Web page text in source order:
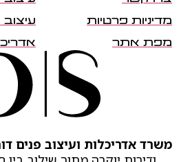
משרד אדריכלות ועיצוב פנים
מדיניות פרטיות
מפת אתר
עיצוב